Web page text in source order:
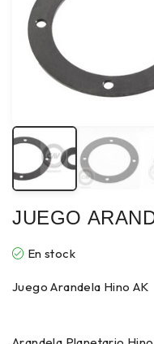
JUEGO
En stock
Juego Arandela Hino AK